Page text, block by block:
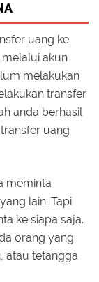
uang ke
akun
melakukan
transfer
anda berhasil
uang
meminta
lain. Tapi
ke siapa saja.
orang yang
atau tetangga